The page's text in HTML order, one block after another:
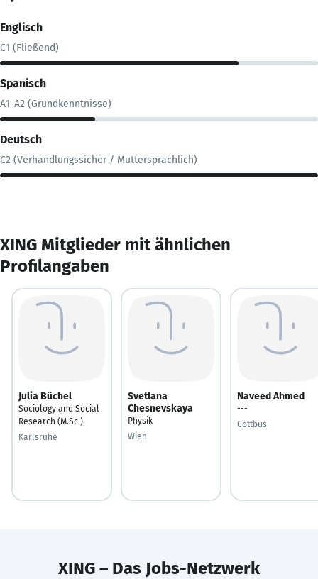
Englisch
C1 (Fließend)
Spanisch
A1-A2 (Grundkenntnisse)
Deutsch
C2 (Verhandlungssicher / Muttersprachlich)
XING Mitglieder mit ähnlichen
Profilangaben
Julia Büchel
Sociology and Social
Research (M.Sc.)
Karlsruhe
Svetlana
Chesnevskaya
Physik
Wien
Naveed Ahmed
---
Cottbus
XING – Das Jobs-Netzwerk